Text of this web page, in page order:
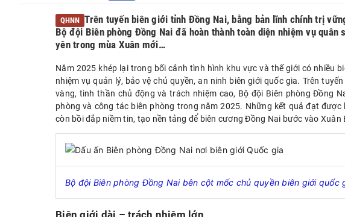
QHNN Trên tuyến biên giới tỉnh Đồng Nai, bằng bản lĩnh chính trị
Bộ đội Biên phòng Đồng Nai đã hoàn thành toàn diện nhiệm vụ
yên trong mùa Xuân mới…
Năm 2025 khép lại trong bối cảnh tình hình khu vực và thế giới có nhiều
nhiệm vụ quản lý, bảo vệ chủ quyền, an ninh biên giới quốc gia. Trên
vàng, tinh thần chủ động và trách nhiệm cao, Bộ đội Biên phòng Đồng
phòng và công tác biên phòng trong năm 2025. Những kết quả đạt
còn bồi đắp niềm tin, tạo nền tảng để biên cương Đồng Nai bước vào Xuân
Bộ đội Biên phòng Đồng Nai bên cột mốc chủ quyền biên giới quốc
Biên giới dài – trách nhiệm lớn